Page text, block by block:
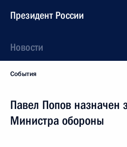
Президент России
Новости
События
Павел Попов назначен
Министра обороны